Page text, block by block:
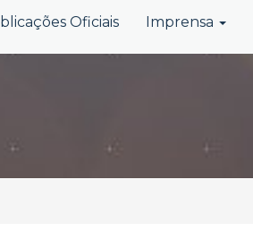
Oficiais Imprensa